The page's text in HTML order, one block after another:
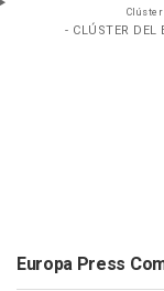
- CLÚSTER DEL
Europa Press